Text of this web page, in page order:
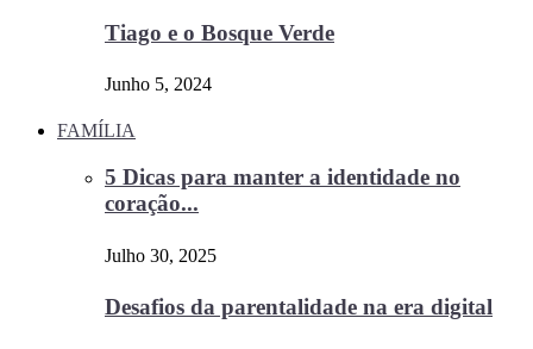
Tiago e o Bosque Verde
Junho 5, 2024
FAMÍLIA
5 Dicas para manter a identidade no
coração...
Julho 30, 2025
Desafios da parentalidade na era digital